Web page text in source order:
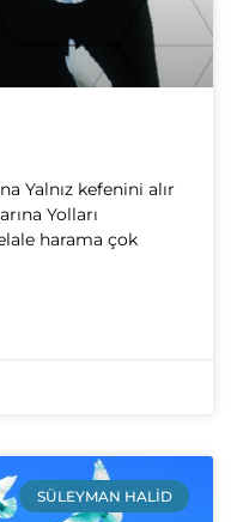
Yalnız kefenini alır
Yolları
harama çok
SÜLEYMAN HALID